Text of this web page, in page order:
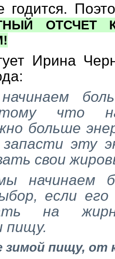
годится.
ОТСЧЕТ
Ирина
что
больше
эту
свои
начинаем
если
на
пищу.
зимой пищу, от